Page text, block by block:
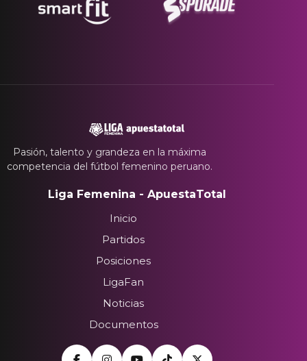
Pasión, talento y grandeza en la máxima
competencia del fútbol femenino peruano.
Liga Femenina - ApuestaTotal
Inicio
Partidos
Posiciones
LigaFan
Noticias
Documentos